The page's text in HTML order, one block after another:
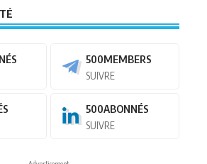
500MEMBERS
SUIVRE
500ABONNÉS
SUIVRE